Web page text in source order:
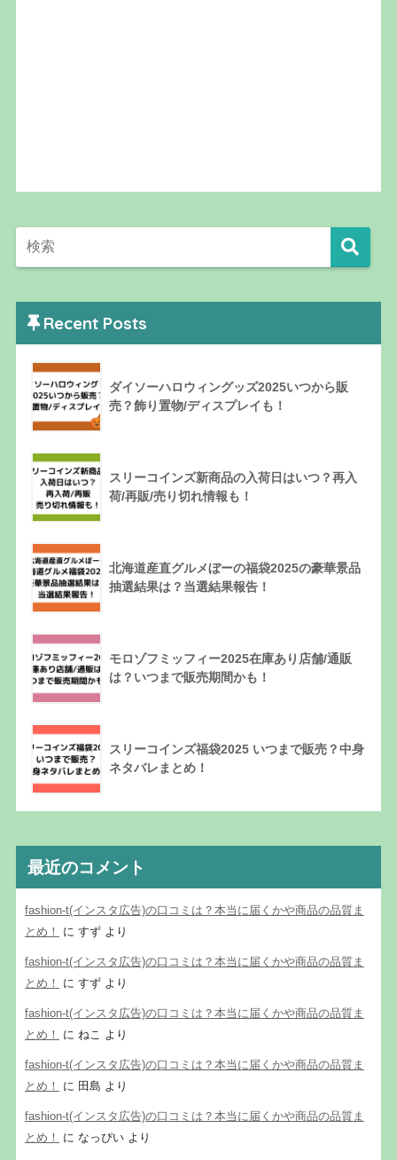
Recent Posts
ダイソーハロウィングッズ2025いつから販
売？飾り置物/ディスプレイも！
スリーコインズ新商品の入荷日はいつ？再入
荷/再販/売り切れ情報も！
北海道産直グルメぼーの福袋2025の豪華景品
抽選結果は？当選結果報告！
モロゾフミッフィー2025在庫あり店舗/通販
は？いつまで販売期間かも！
スリーコインズ福袋2025 いつまで販売？中身
ネタバレまとめ！
最近のコメント
fashion-t(インスタ広告)の口コミは？本当に届くかや商品の品質ま
とめ！
に すずより
fashion-t(インスタ広告)の口コミは？本当に届くかや商品の品質ま
とめ！
に すずより
fashion-t(インスタ広告)の口コミは？本当に届くかや商品の品質ま
とめ！
に ねこ より
fashion-t(インスタ広告)の口コミは？本当に届くかや商品の品質ま
とめ！
に 田島 より
fashion-t(インスタ広告)の口コミは？本当に届くかや商品の品質ま
とめ！
に なっぴいより